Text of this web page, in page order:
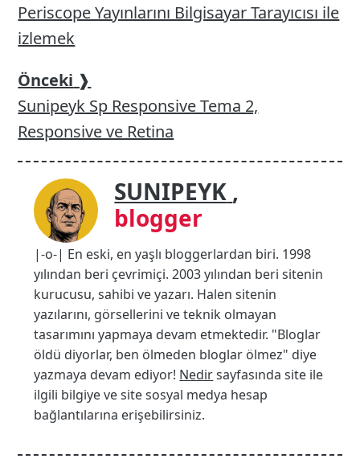
Periscope Yayınlarını Bilgisayar Tarayıcısı ile
izlemek
Önceki ❱
Sunipeyk Sp Responsive Tema 2,
Responsive ve Retina
SUNIPEYK ,
blogger
|-o-| En eski, en yaşlı bloggerlardan biri. 1998
yılından beri çevrimiçi. 2003 yılından beri sitenin
kurucusu, sahibi ve yazarı. Halen sitenin
yazılarını, görsellerini ve teknik olmayan
tasarımını yapmaya devam etmektedir. "Bloglar
öldü diyorlar, ben ölmeden bloglar ölmez" diye
yazmaya devam ediyor! Nedirsayfasında site ile
ilgili bilgiye ve site sosyal medya hesap
bağlantılarına erişebilirsiniz.